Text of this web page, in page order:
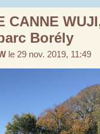
CANNE
Borély
le 29 nov. 2019, 11:49